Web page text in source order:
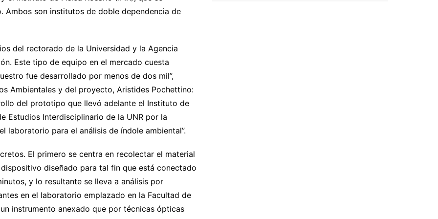
Ambos son institutos de doble dependencia de
del rectorado de la Universidad y la Agencia
Este tipo de equipo en el mercado cuesta
fue desarrollado por menos de dos mil”,
Ambientales y del proyecto, Aristides Pochettino:
del prototipo que llevó adelante el Instituto de
Estudios Interdisciplinario de la UNR por la
laboratorio para el análisis de índole ambiental”.
El primero se centra en recolectar el material
diseñado para tal fin que está conectado
y lo resultante se lleva a análisis por
en el laboratorio emplazado en la Facultad de
instrumento anexado que por técnicas ópticas